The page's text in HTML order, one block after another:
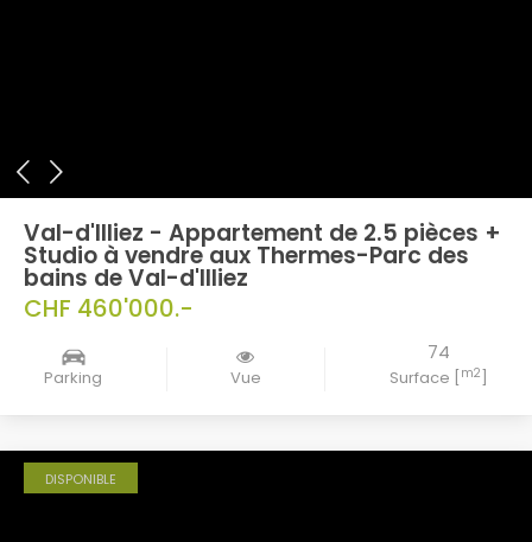
Val-d'Illiez - Appartement de 2.5 pièces +
Studio à vendre aux Thermes-Parc des
bains de Val-d'Illiez
CHF 460'000.-
Parking Vue
74
Surface [m2]
DISPONIBLE